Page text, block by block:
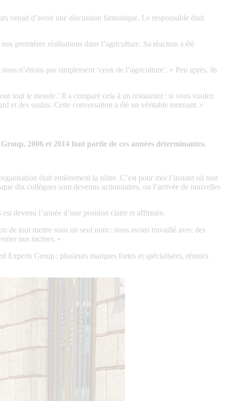
venait d’avoir une discussion fantastique. Le responsable était
premières réalisations dans l’agriculture. Sa réaction a été
n’étions pas simplement ‘ceux de l’agriculture’. » Peu après, ils
tout le monde.’ Il a comparé cela à un restaurant : si vous voulez
et des sushis. Cette conversation a été un véritable tournant. »
2006 et 2014 font partie de ces années déterminantes.
était entièrement la nôtre. C’est pour moi l’instant où tout
dix collègues sont devenus actionnaires, ou l’arrivée de nouvelles
devenu l’année d’une position claire et affirmée.
de tout mettre sous un seul nom : nous avons travaillé avec des
nos racines. »
Experts Group : plusieurs marques fortes et spécialisées, réunies